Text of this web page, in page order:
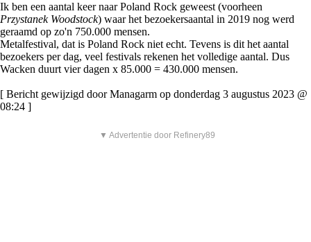
Ik ben een aantal keer naar Poland Rock geweest (voorheen
Przystanek Woodstock) waar het bezoekersaantal in 2019 nog werd
geraamd op zo'n 750.000 mensen.
Metalfestival, dat is Poland Rock niet echt. Tevens is dit het aantal
bezoekers per dag, veel festivals rekenen het volledige aantal. Dus
Wacken duurt vier dagen x 85.000 = 430.000 mensen.
[ Bericht gewijzigd door Managarm op donderdag 3 augustus 2023 @
08:24 ]
▼ Advertentie door Refinery89